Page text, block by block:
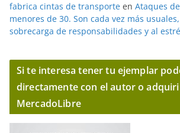
fabrica cintas de transporte en Ataques
menores de 30. Son cada vez más
sobrecarga de responsabilidades y al
Si te interesa tener tu ejemplar
directamente con el autor o
MercadoLibre